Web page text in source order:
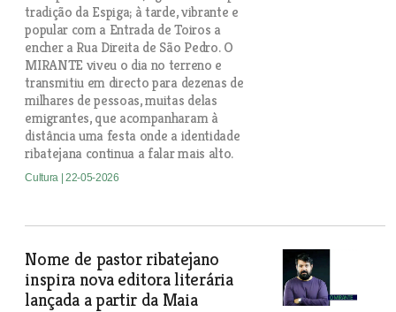
tradição da Espiga; à tarde, vibrante e
popular com a Entrada de Toiros a
encher a Rua Direita de São Pedro. O
MIRANTE viveu o dia no terreno e
transmitiu em directo para dezenas de
milhares de pessoas, muitas delas
emigrantes, que acompanharam à
distância uma festa onde a identidade
ribatejana continua a falar mais alto.
Cultura | 22-05-2026
Nome de pastor ribatejano
inspira nova editora literária
lançada a partir da Maia